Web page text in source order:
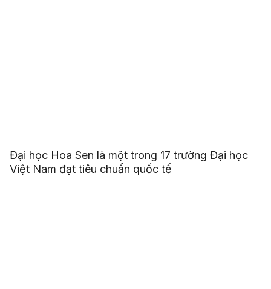
Đại học Hoa Sen là một trong 17 trường Đại học
Việt Nam đạt tiêu chuẩn quốc tế